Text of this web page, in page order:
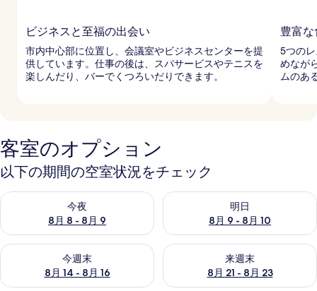
ビジネスと至福の出会い
市内中心部に位置し、会議室やビジネスセンターを提
供しています。仕事の後は、スパサービスやテニスを
楽しんだり、バーでくつろいだりできます。
豊富
5つの
めなが
ムのあ
客室のオプション
以下の期間の空室状況をチェック
今夜
8月 8 - 8月 9
今夜 8月 8 - 8月 9 の空室状況をチェック
明日
8月 9 - 8月 10
明日 8月 9 - 8月 10 の空室状
今週末
8月 14 - 8月 16
今週末 8月 14 - 8月 16 の空室状況をチェック
来週末
8月 21 - 8月 23
来週末 8月 21 - 8月 23 の空室